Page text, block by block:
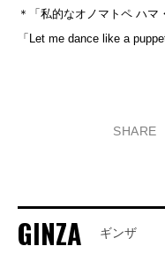
＊「私的なオノマトペ ハマ
「Let me dance like a
SHARE
GINZA ギンザ